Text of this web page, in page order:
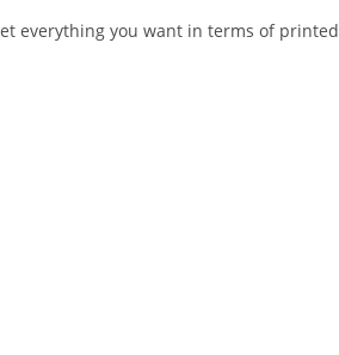
everything you want in terms of printed